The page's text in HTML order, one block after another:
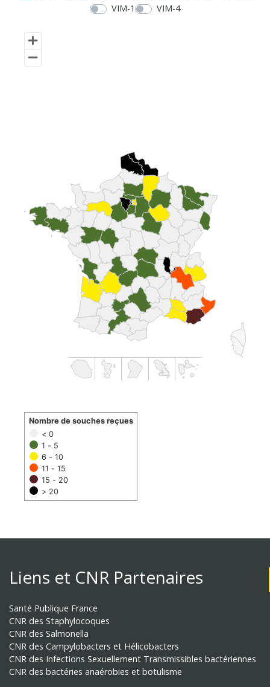
VIM-1
VIM-4
< 0
1 - 5
6 - 10
11 - 15
15 - 20
> 20
Nombre de souches reçues
Liens et CNR Partenaires
Santé Publique France
CNR des Staphylocoques
CNR des Salmonella
CNR des Campylobacters et Hélicobacters
CNR des Infections Sexuellement Transmissibles bactériennes
CNR des bactéries anaérobies et botulisme